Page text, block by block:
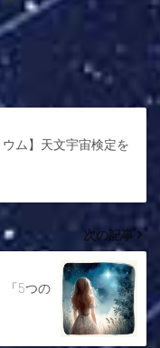
ウム】天文宇宙検定を
次の記事
「5つの